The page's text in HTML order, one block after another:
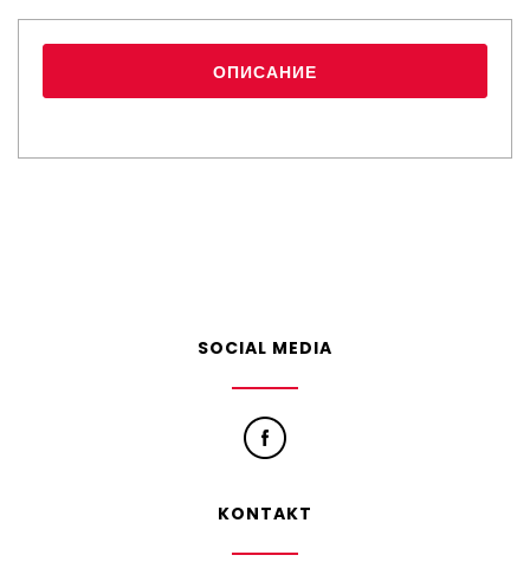
ОПИСАНИЕ
SOCIAL MEDIA
KONTAKT